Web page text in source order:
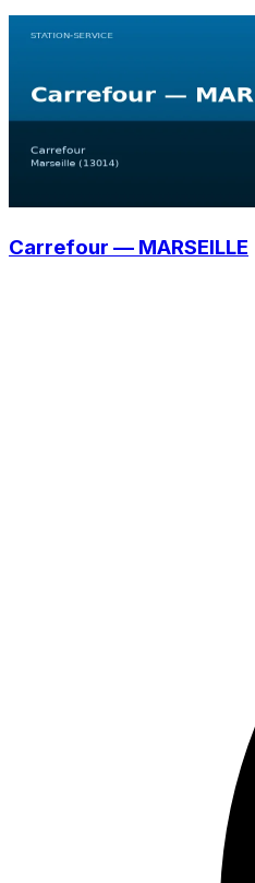
Carrefour — MARSEILLE